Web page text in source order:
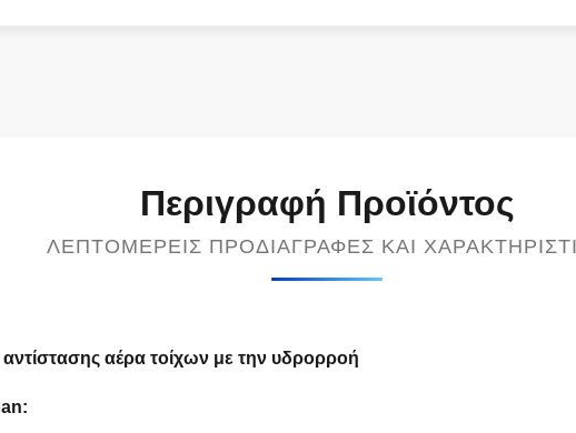
Περιγραφή Προϊόντος
ΛΕΠΤΟΜΕΡΕΊΣ ΠΡΟΔΙΑΓΡΑΦΈΣ ΚΑΙ
αέρα τοίχων με την υδρορροή